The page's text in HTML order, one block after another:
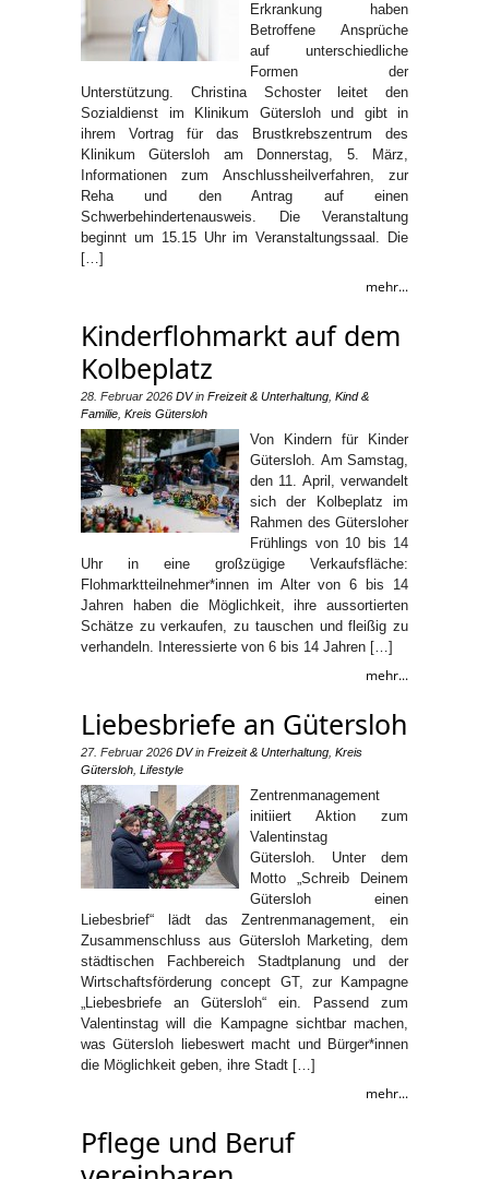
Erkrankung haben
Betroffene Ansprüche
auf unterschiedliche
Formen der
Unterstützung. Christina Schoster leitet den
Sozialdienst im Klinikum Gütersloh und gibt in
ihrem Vortrag für das Brustkrebszentrum des
Klinikum Gütersloh am Donnerstag, 5. März,
Informationen zum Anschlussheilverfahren, zur
Reha und den Antrag auf einen
Schwerbehindertenausweis. Die Veranstaltung
beginnt um 15.15 Uhr im Veranstaltungssaal. Die
[…]
mehr...
Kinderflohmarkt auf dem
Kolbeplatz
28. Februar 2026 DVin Freizeit & Unterhaltung Kind &
Familie Kreis Gütersloh
Von Kindern für Kinder
Gütersloh. Am Samstag,
den 11. April, verwandelt
sich der Kolbeplatz im
Rahmen des Gütersloher
Frühlings von 10 bis 14
Uhr in eine großzügige Verkaufsfläche:
Flohmarktteilnehmer*innen im Alter von 6 bis 14
Jahren haben die Möglichkeit, ihre aussortierten
Schätze zu verkaufen, zu tauschen und fleißig zu
verhandeln. Interessierte von 6 bis 14 Jahren […]
mehr...
Liebesbriefe an Gütersloh
27. Februar 2026 DVin Freizeit & Unterhaltung Kreis
Gütersloh Lifestyle
Zentrenmanagement
initiiert Aktion zum
Valentinstag
Gütersloh. Unter dem
Motto „Schreib Deinem
Gütersloh einen
Liebesbrief“ lädt das Zentrenmanagement, ein
Zusammenschluss aus Gütersloh Marketing, dem
städtischen Fachbereich Stadtplanung und der
Wirtschaftsförderung concept GT, zur Kampagne
„Liebesbriefe an Gütersloh“ ein. Passend zum
Valentinstag will die Kampagne sichtbar machen,
was Gütersloh liebeswert macht und Bürger*innen
die Möglichkeit geben, ihre Stadt […]
mehr...
Pflege und Beruf